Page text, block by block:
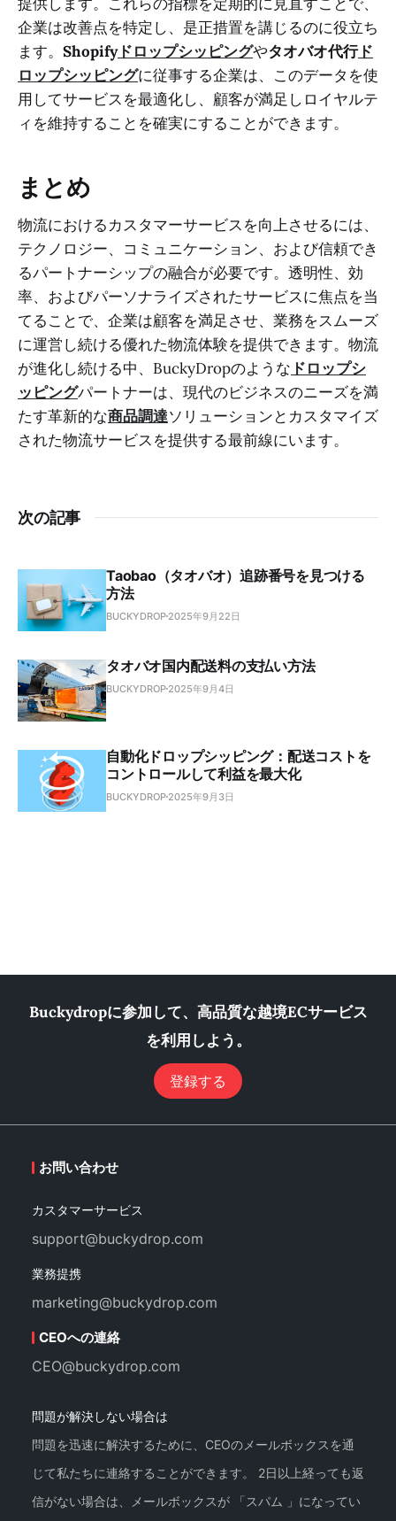
企業は改善点を特定し、是正措置を講じるのに役立ち
ます。 Shopifyドロップシッピングやタオバオ代行ド
ロップシッピングに従事する企業は、このデータを使
用してサービスを最適化し、顧客が満足しロイヤルテ
ィを維持することを確実にすることができます。
まとめ
物流におけるカスタマーサービスを向上させるには、
テクノロジー、コミュニケーション、および信頼でき
るパートナーシップの融合が必要です。透明性、効
率、およびパーソナライズされたサービスに焦点を当
てることで、企業は顧客を満足させ、業務をスムーズ
に運営し続ける優れた物流体験を提供できます。物流
が進化し続ける中、BuckyDropのような ドロップシ
ッピングパートナーは、現代のビジネスのニーズを満
たす革新的な商品調達ソリューションとカスタマイズ
された物流サービスを提供する最前線にいます。
次の記事
Taobao（タオバオ）追跡番号を見つける
方法
BUCKYDROP 2025年9月22日
タオバオ国内配送料の支払い方法
BUCKYDROP 2025年9月4日
自動化ドロップシッピング：配送コストを
コントロールして利益を最大化
BUCKYDROP 2025年9月3日
Buckydropに参加して、高品質な越境ECサービス
を利用しよう。
登録する
お問い合わせ
カスタマーサービス
support@buckydrop.com
業務提携
marketing@buckydrop.com
CEOへの連絡
CEO@buckydrop.com
問題が解決しない場合は
問題を迅速に解決するために、CEOのメールボックスを通
じて私たちに連絡することができます。 2日以上経っても返
信がない場合は、メールボックスが 「スパム 」になってい